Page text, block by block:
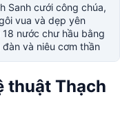
Sanh cưới công chúa,
vua và dẹp yên
18 nước chư hầu bằng
và niêu cơm thần
thuật Thạch